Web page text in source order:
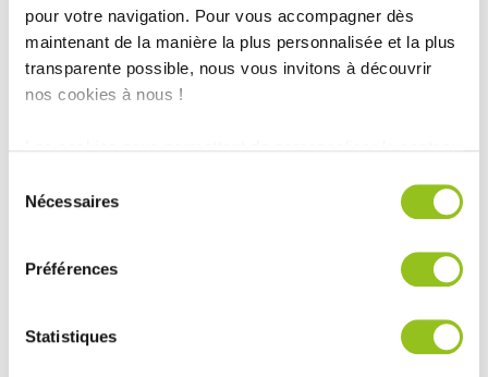
pour votre navigation. Pour vous accompagner dès
maintenant de la manière la plus personnalisée et la plus
transparente possible, nous vous invitons à découvrir
nos cookies à nous !
médias sociaux et d'analyser notre trafic. Nous
partageons également des informations sur l'utilisation de
notre site avec nos partenaires de médias sociaux, de
publicité et d'analyse, qui peuvent combiner celles-ci
ou qu'ils ont collectées lors de votre utilisation de leurs
Nécessaires
Préférences
Statistiques
INFORMATIONS
TECHNIQUES :
Année :2016
COMERA Cuisines à la Chapelle Saint-Aubin (72)